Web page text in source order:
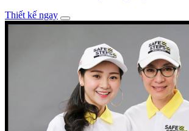
Thiết kế ngay